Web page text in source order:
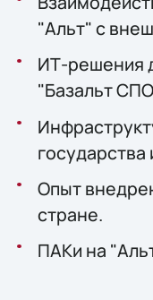
"Альт" с
ИТ-решения
"Базальт
государства
Опыт
стране.
ПАКи на